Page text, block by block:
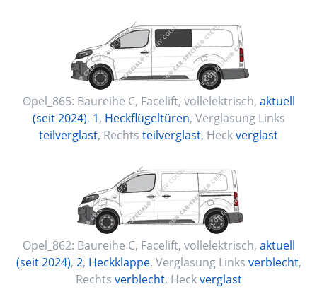
Opel_865: Baureihe C, Facelift, vollelektrisch, aktuell
(seit 2024), 1, Heckflügeltüren, Verglasung Links
teilverglast, Rechts teilverglast, Heckverglast
Opel_862: Baureihe C, Facelift, vollelektrisch, aktuell
(seit 2024), 2, Heckklappe, Verglasung Links verblecht,
Rechts verblecht, Heckverglast